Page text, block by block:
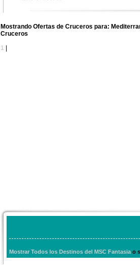
Mostrando Ofertas de Cruceros para:
Cruceros
1
Mostrar Todos los Destinos del MSC Fantasia o